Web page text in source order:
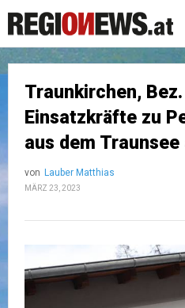
Traunkirchen,
Einsatzkräfte zu
aus dem
von Lauber Matthias
MÄRZ 23, 2023